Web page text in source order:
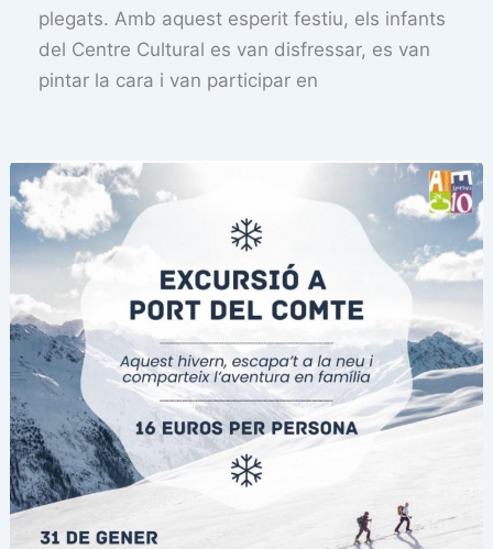
plegats. Amb aquest esperit festiu, els infants
del Centre Cultural es van disfressar, es van
pintar la cara i van participar en